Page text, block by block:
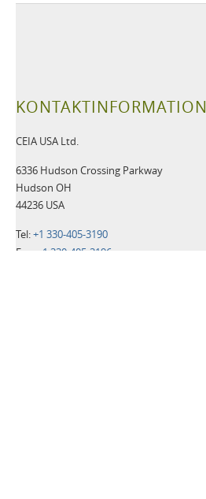
KONTAKTINFORMATION
CEIA USA Ltd.
6336 Hudson Crossing Parkway
Hudson OH
44236 USA
Tel:+1 330-405-3190
Fax:
+1 330-405-3196